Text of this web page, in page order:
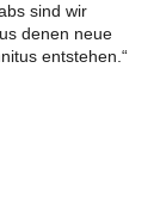
sind wir
denen neue
entstehen.“